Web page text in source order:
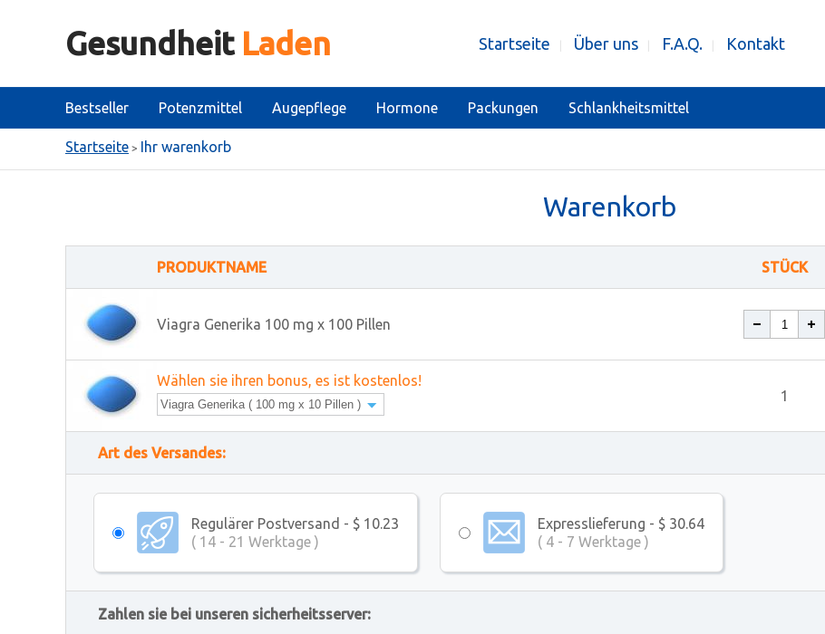
Gesundheit Laden Startseite Über uns F.A.Q. Kontakt
Bestseller Potenzmittel Augepflege Hormone Packungen Schlankheitsmittel
Startseite > Ihr warenkorb
Warenkorb
PRODUKTNAME STÜCK
Viagra Generika 100 mg x 100 Pillen
Wählen sie ihren bonus, es ist kostenlos!
1
Art des Versandes:
Regulärer Postversand - $ 10.23
( 14 - 21 Werktage )
Expresslieferung - $ 30.64
( 4 - 7 Werktage )
Zahlen sie bei unseren sicherheitsserver: